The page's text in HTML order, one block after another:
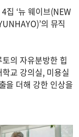
집 ‘뉴 웨이브(NEW
의 뮤직
토의 자유분방한 힙
교 강의실, 미용실
을 더해 강한 인상을